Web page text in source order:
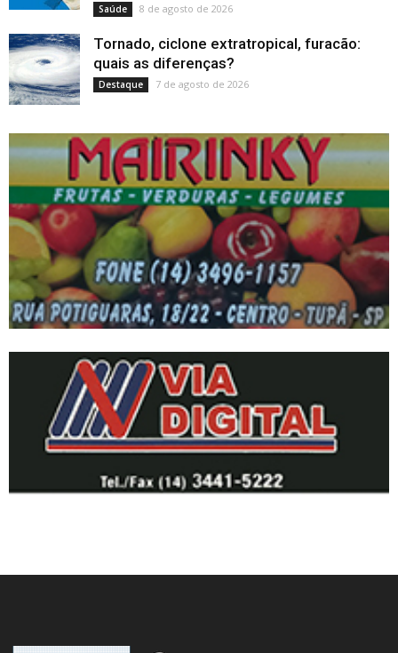
Saúde 8 de agosto de 2026
Tornado, ciclone extratropical, furacão:
quais as diferenças?
Destaque 7 de agosto de 2026